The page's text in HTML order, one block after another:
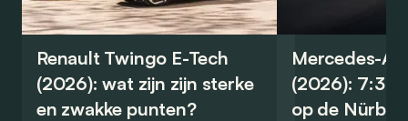
Renault Twingo E-Tech
(2026): wat zijn zijn sterke
en zwakke punten?
Mercedes-
(2026):
op de